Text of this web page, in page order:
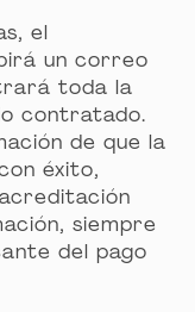
el
un correo
toda la
contratado.
de que la
éxito,
siempre
del pago